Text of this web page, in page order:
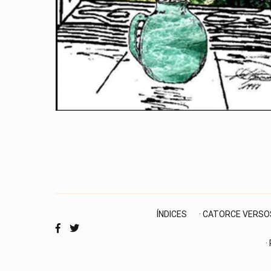
ÍNDICES · CATORCE